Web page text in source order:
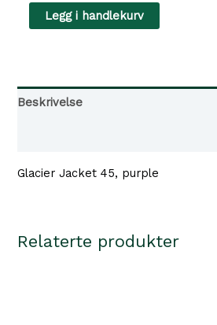
pris
pris
Glacier
Jacket
antall
Legg i handlekurv
Beskrivelse
Glacier Jacket 45, purple
Relaterte produkter